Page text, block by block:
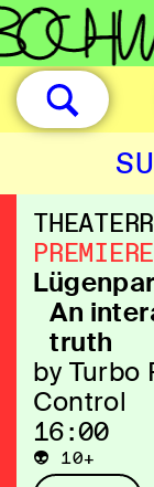
PREMIERE
An
truth
by Turbo
Control
16:00
👽 10+